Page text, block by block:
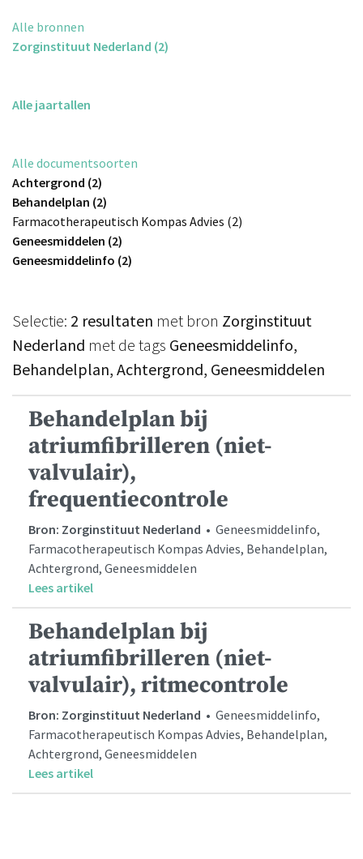
Alle bronnen
Zorginstituut Nederland (2)
Alle jaartallen
Alle documentsoorten
Achtergrond (2)
Behandelplan (2)
Farmacotherapeutisch Kompas Advies (2)
Geneesmiddelen (2)
Geneesmiddelinfo (2)
Selectie: 2 resultaten met bron Zorginstituut
Nederland met de tags Geneesmiddelinfo,
Behandelplan, Achtergrond, Geneesmiddelen
Behandelplan bij
atriumfibrilleren (niet-
valvulair),
frequentiecontrole
Bron: Zorginstituut Nederland • Geneesmiddelinfo,
Farmacotherapeutisch Kompas Advies, Behandelplan,
Achtergrond, Geneesmiddelen
Lees artikel
Behandelplan bij
atriumfibrilleren (niet-
valvulair), ritmecontrole
Bron: Zorginstituut Nederland • Geneesmiddelinfo,
Farmacotherapeutisch Kompas Advies, Behandelplan,
Achtergrond, Geneesmiddelen
Lees artikel